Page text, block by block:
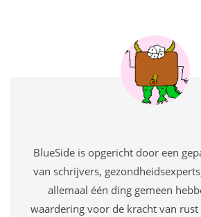
BlueSide is opgericht door een
van schrijvers,
allemaal één ding gemeen
waardering voor de kracht van rust